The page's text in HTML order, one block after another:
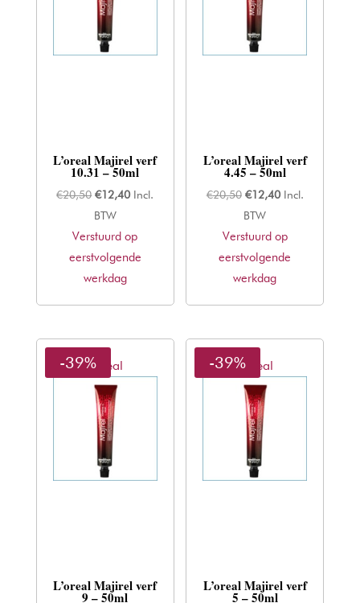
L’oreal Majirel verf
10.31 – 50ml
€20,50 Oorspronkelijke
prijs
was:
€20,50.
€12,40Huidige
is:
€12,40.
Incl.
BTW
Verstuurd op
eerstvolgende
werkdag
L’oreal Majirel verf
4.45 – 50ml
€20,50 Oorspronkelijke
prijs
was:
€20,50.
€12,40Huidige
is:
€12,40.
Incl.
BTW
Verstuurd op
eerstvolgende
werkdag
L'oreal
-39%
L’oreal Majirel verf
9 – 50ml
L'oreal
-39%
L’oreal Majirel verf
5 – 50ml